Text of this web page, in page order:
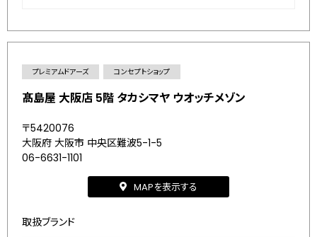
プレミアムドアーズ コンセプトショップ
髙島屋 大阪店 5階 タカシマヤ ウオッチメゾン
〒5420076
大阪府 大阪市 中央区難波5-1-5
06-6631-1101
MAPを表示する
取扱ブランド